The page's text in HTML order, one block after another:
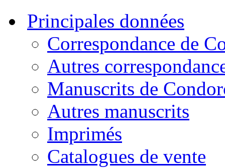
Principales données
Correspondance de
Autres
Manuscrits de
Autres manuscrits
Imprimés
Catalogues de vente